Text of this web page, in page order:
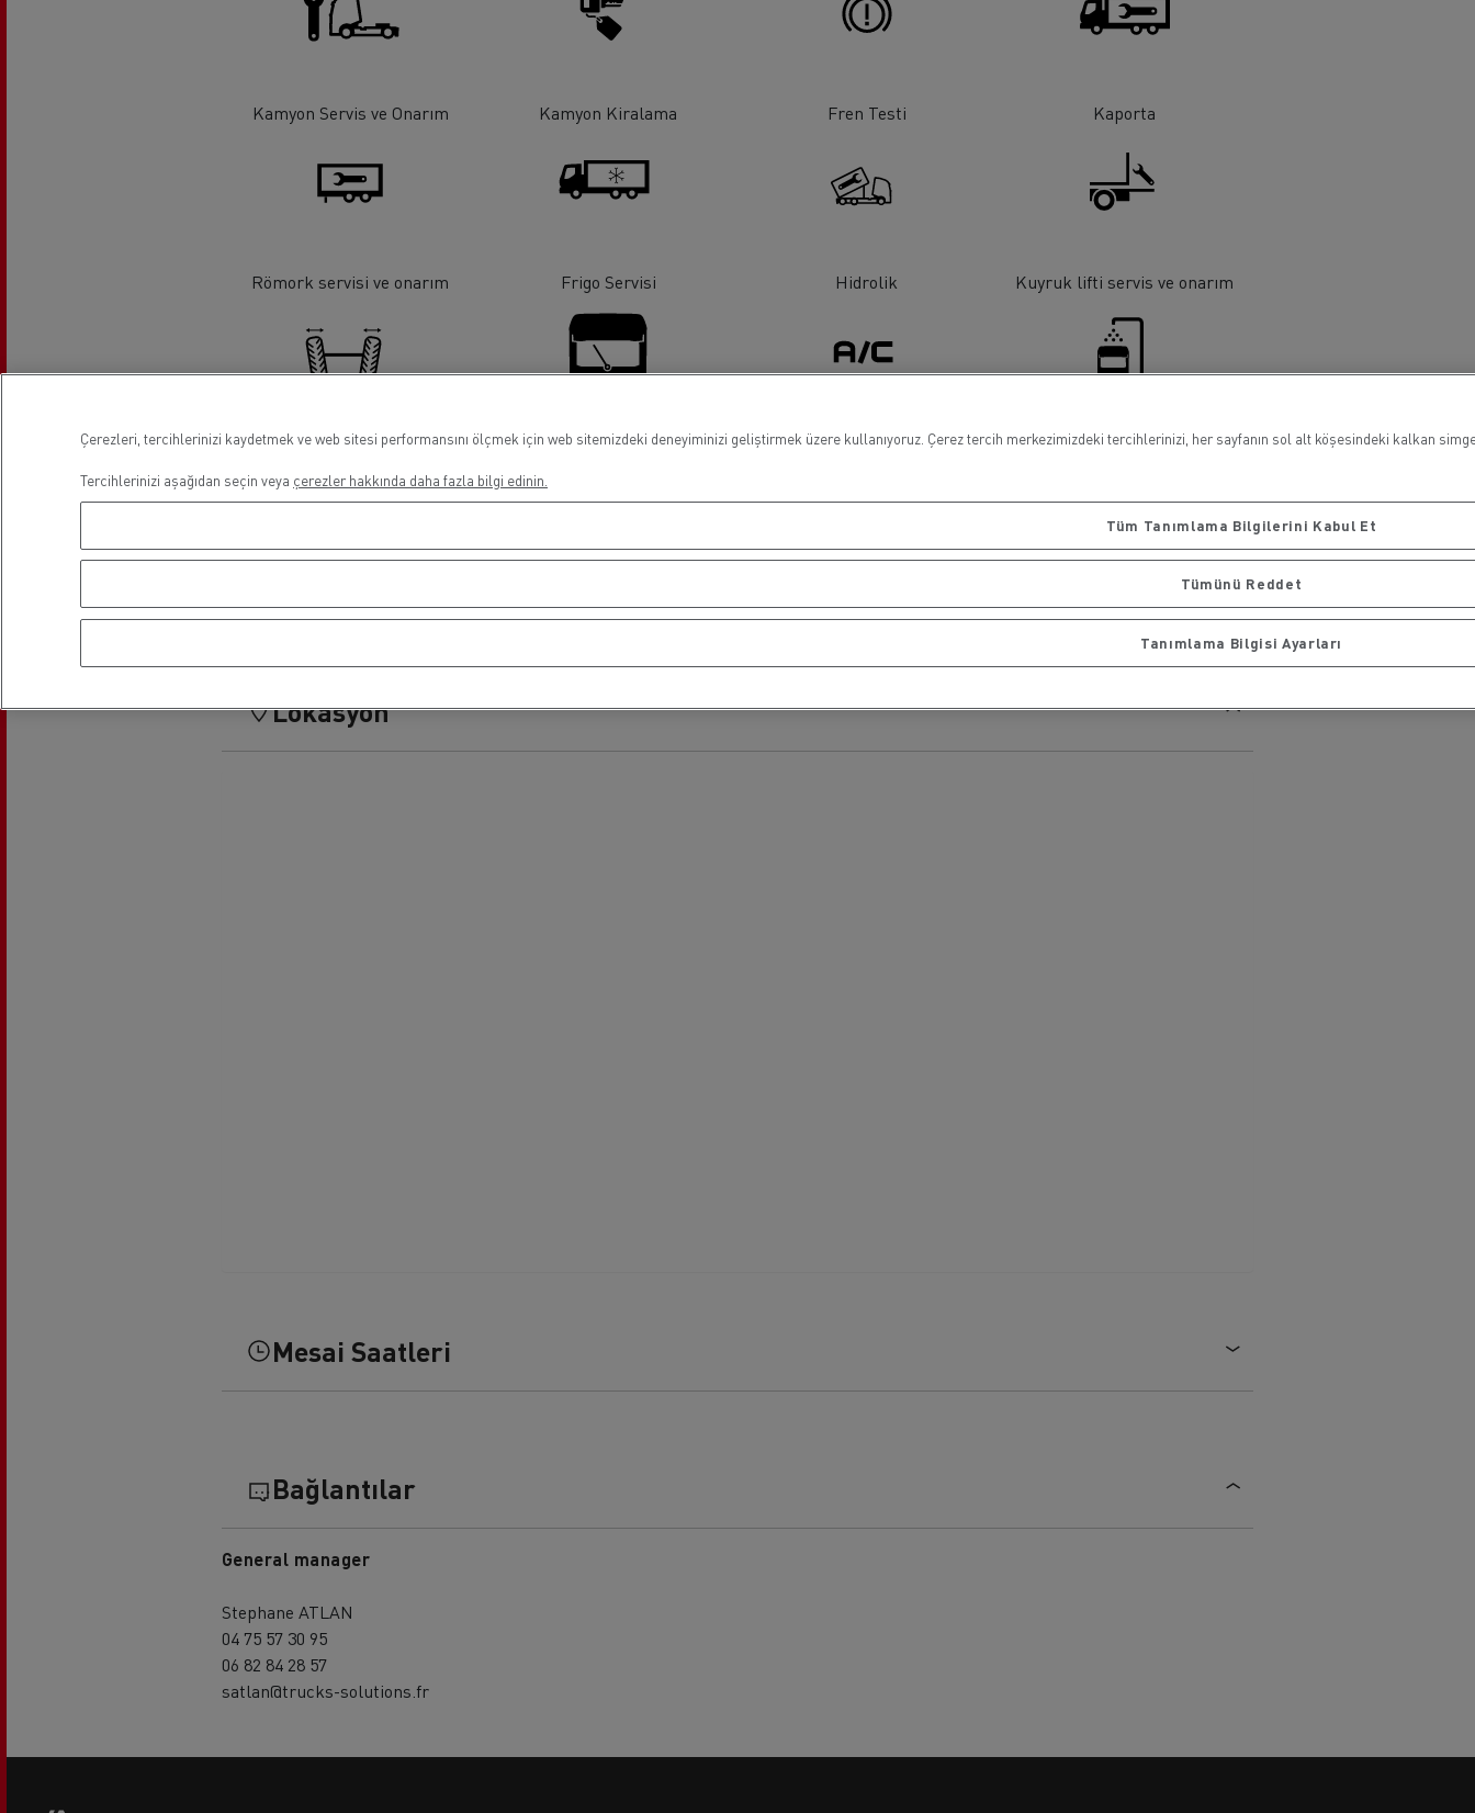
Kamyon Servis ve Onarım Kamyon Kiralama Fren Testi Kaporta
Römork servisi ve onarım Frigo Servisi Hidrolik Kuyruk lifti servis ve onarım
Rot Balans Ayarı Cam Değişimi Klima Yıkama Alanı
Hafif Ticari Servis ve Onarım Finans
Lokasyon
Mesai Saatleri
Bağlantılar
General manager
Stephane ATLAN
04 75 57 30 95
06 82 84 28 57
satlan@trucks-solutions.fr
Çerezleri, tercihlerinizi kaydetmek ve web sitesi performansını ölçmek için web sitemizdeki deneyiminizi geliştirmek üzere kullanıyoruz. Çerez tercih merkezimizdeki tercihlerinizi, her sayfanın sol alt köşesindeki kalkan
Tercihlerinizi aşağıdan seçin veya çerezler hakkında daha fazla bilgi edinin.
Tüm Tanımlama Bilgilerini Kabul Et
Tümünü Reddet
Tanımlama Bilgisi Ayarları